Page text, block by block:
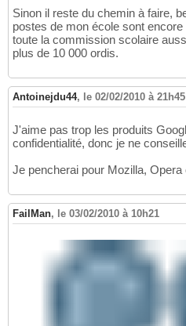
Sinon il reste du chemin à faire,
postes de mon école sont
toute la commission scolaire
plus de 10 000 ordis.
Antoinejdu44, le 02/02/2010 à 21h45
J'aime pas trop les produits
confidentialité, donc je ne
Je pencherai pour Mozilla, Opera
FailMan, le 03/02/2010 à 10h21